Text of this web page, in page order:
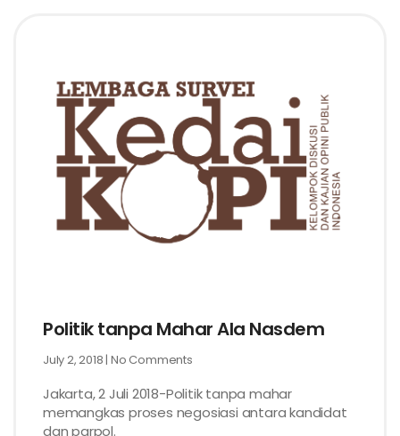
Politik tanpa Mahar Ala Nasdem
July 2, 2018 No Comments
Jakarta, 2 Juli 2018-Politik tanpa mahar
memangkas proses negosiasi antara kandidat
dan parpol.